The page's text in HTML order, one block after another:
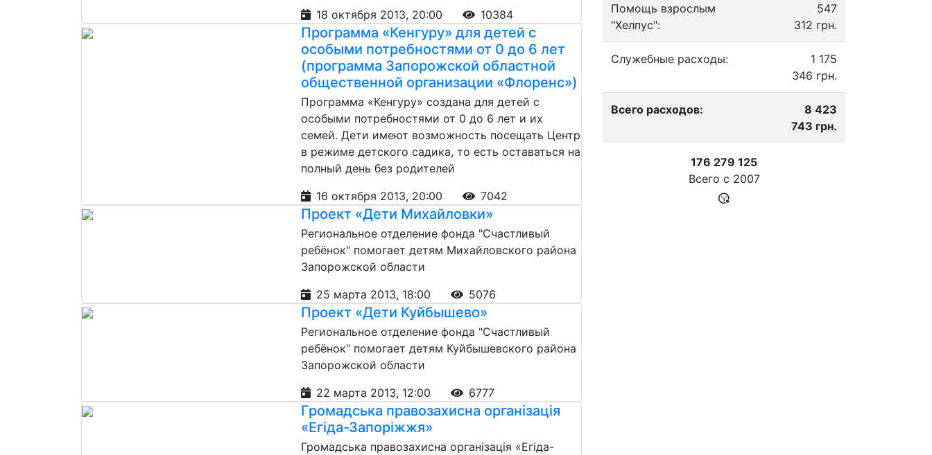
18 октября 2013, 20:00
10384
Программа «Кенгуру» для детей с
особыми потребностями от 0 до 6 лет
(программа Запорожской областной
общественной организации «Флоренс»)
Программа «Кенгуру» создана для детей с
особыми потребностями от 0 до 6 лет и их
семей. Дети имеют возможность посещать Центр
в режиме детского садика, то есть оставаться на
полный день без родителей
16 октября 2013, 20:00
7042
Проект «Дети Михайловки»
Региональное отделение фонда "Счастливый
ребёнок" помогает детям Михайловского района
Запорожской области
25 марта 2013, 18:00
5076
Проект «Дети Куйбышево»
Региональное отделение фонда "Счастливый
ребёнок" помогает детям Куйбышевского района
Запорожской области
22 марта 2013, 12:00
6777
Громадська правозахисна організація
«Егіда-Запоріжжя»
Громадська правозахисна організація «Егіда-
Помощь взрослым
"Хелпус":
547
312 грн.
Служебные расходы:
1 175
346 грн.
Всего расходов:
8 423
743 грн.
176 279 125
Всего с 2007